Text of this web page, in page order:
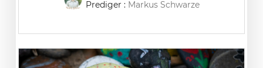
Prediger : Markus Schwarze